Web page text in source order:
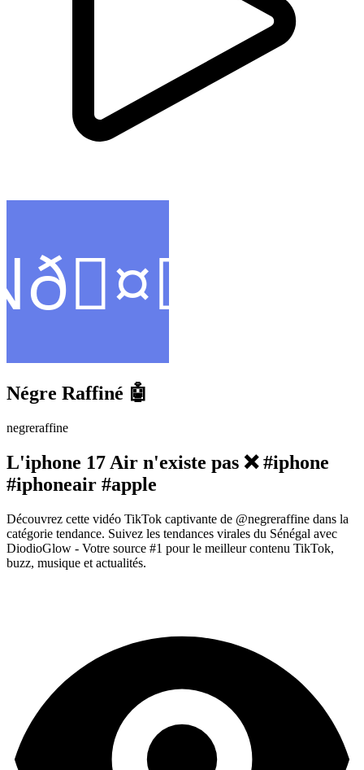
Négre Raffiné 🤖
negreraffine
L'iphone 17 Air n'existe pas ❌️ #iphone
#iphoneair #apple
Découvrez cette vidéo TikTok captivante de @negreraffine dans la
catégorie tendance. Suivez les tendances virales du Sénégal avec
DiodioGlow - Votre source #1 pour le meilleur contenu TikTok,
buzz, musique et actualités.